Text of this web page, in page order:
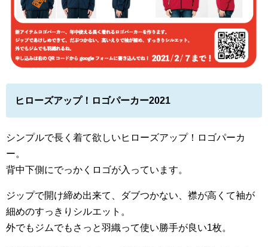
ヒローズアップ！ロゴパーカー2021
シンプルで長く着て欲しいヒローズアップ！ロゴパーカ
ー。
背中下側にでっかくロゴが入っています。
ジップで開け締め出来て、ダブつかない、襟が高くて袖が
細めのすっきりシルエット。
外でもジムでもさっと羽織って使い勝手が良い1枚。